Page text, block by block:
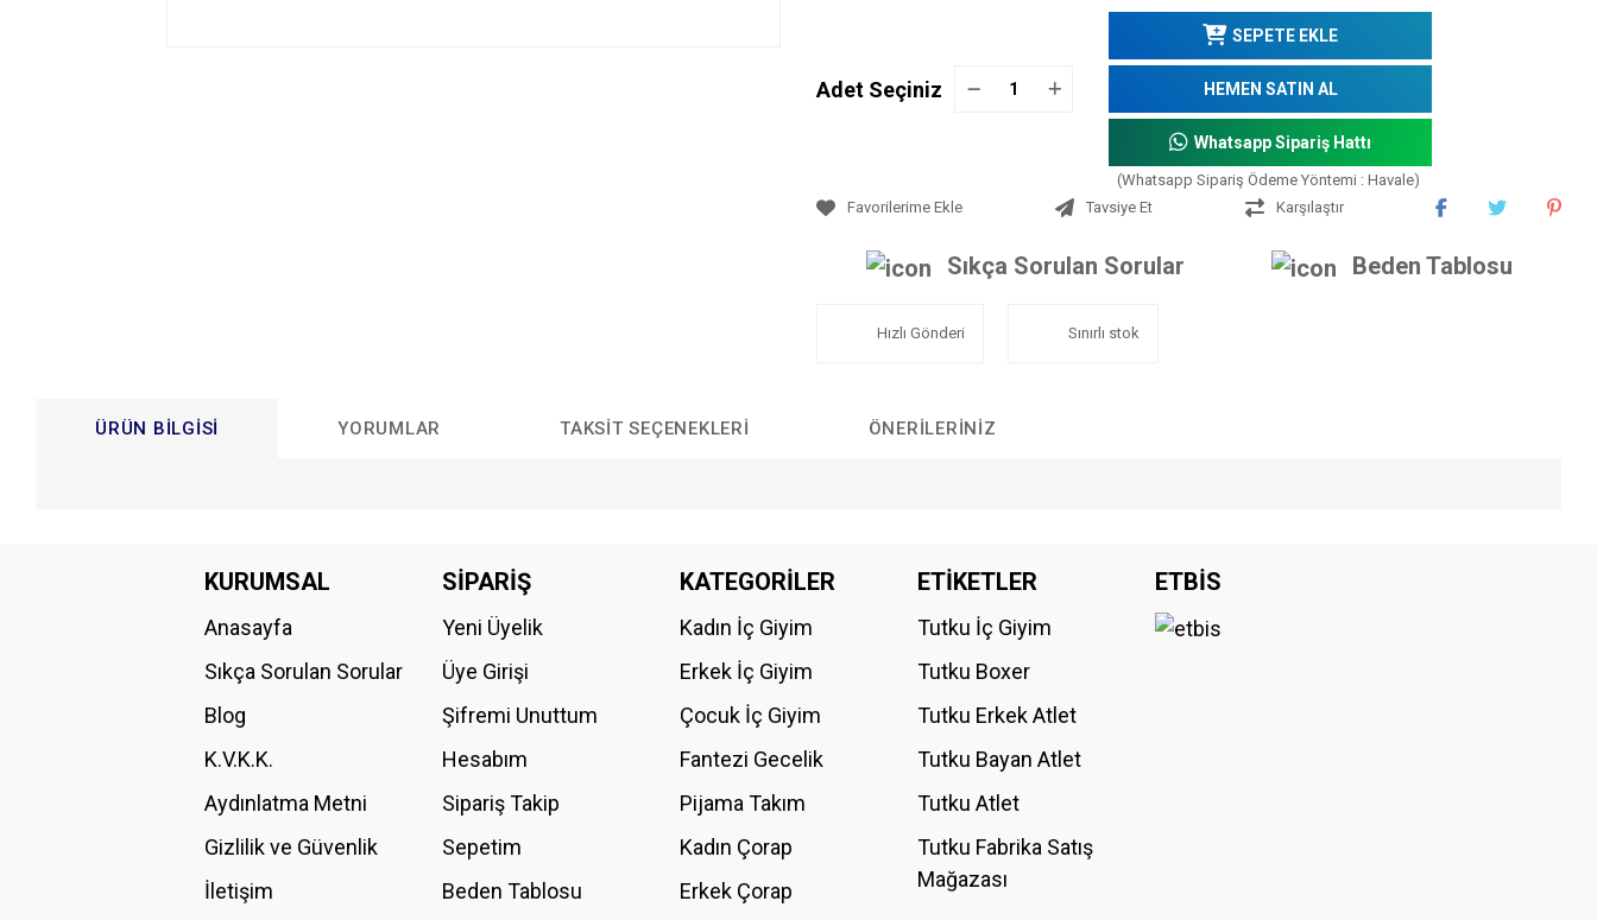
Adet Seçiniz
SEPETE EKLE
HEMEN SATIN AL
Whatsapp Sipariş Hattı
(Whatsapp Sipariş Ödeme Yöntemi : Havale)
Tavsiye Et
Karşılaştır
Sıkça Sorulan Sorular Beden Tablosu
Hızlı Gönderi Sınırlı stok
ÜRÜN BILGISI YORUMLAR TAKSIT SEÇENEKLERI ÖNERILERINIZ
Bu ürüne ilk yorumu siz yapın!
Ürün resmi kalitesiz, bozuk veya görüntülenemiyor.
Ürün fiyatı diğer sitelerden daha pahalı.
Bu ürüne benzer farklı alternatifler olmalı.
KURUMSAL
Anasayfa
Sıkça Sorulan Sorular
Blog
K.V.K.K.
Aydınlatma Metni
Gizlilik ve Güvenlik
İletişim
SİPARİŞ
Yeni Üyelik
Üye Girişi
Şifremi Unuttum
Hesabım
Sipariş Takip
Sepetim
Beden Tablosu
KATEGORİLER
Kadın İç Giyim
Erkek İç Giyim
Çocuk İç Giyim
Fantezi Gecelik
Pijama Takım
Kadın Çorap
Erkek Çorap
ETİKETLER
Tutku İç Giyim
Tutku Boxer
Tutku Erkek Atlet
Tutku Bayan Atlet
Tutku Atlet
Tutku Fabrika Satış
Mağazası
ETBİS